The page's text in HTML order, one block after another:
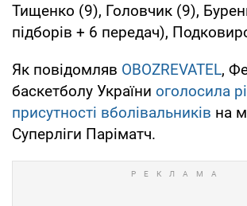
Тищенко (9), Головчик (9),
підборів + 6 передач),
Як повідомляв OBOZREVATEL,
баскетболу України оголосила
присутності вболівальників на
Суперліги Паріматч.